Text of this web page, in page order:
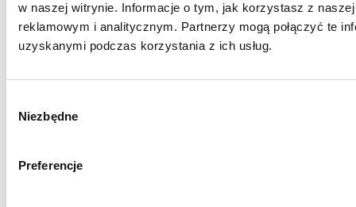
w naszej witrynie. Informacje o tym, jak korzystasz z
reklamowym i analitycznym. Partnerzy mogą połączyć te
uzyskanymi podczas korzystania z ich usług.
zgody
Niezbędne
Preferencje